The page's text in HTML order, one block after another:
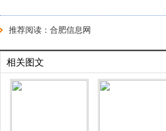
推荐阅读： 合肥信息网
相关图文